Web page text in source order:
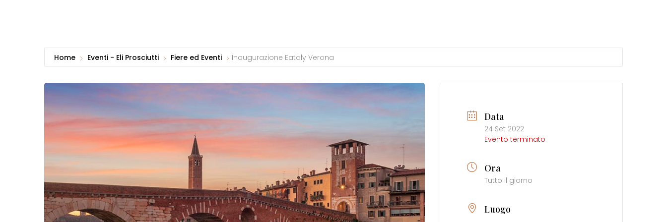
Home Eventi - Eli Prosciutti Fiere ed Eventi Inaugurazione Eataly Verona
Data
24 Set 2022
Evento terminato
Ora
Tutto il giorno
Luogo